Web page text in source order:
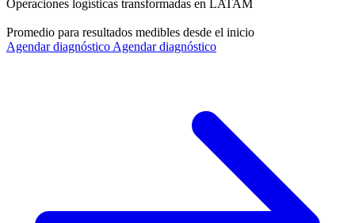
Operaciones logísticas transformadas en LATAM
Promedio para resultados medibles desde el inicio
Agendar diagnóstico Agendar diagnóstico